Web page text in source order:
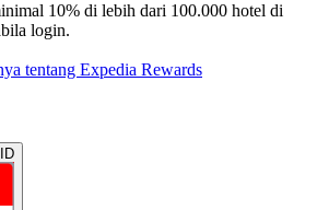
10% di lebih dari 100.000 hotel di
login.
tentang Expedia Rewards